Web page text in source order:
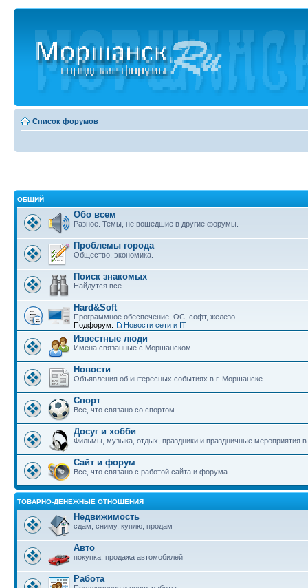
Список форумов
ОБЩИЙ
Обо всем
Разное. Темы, не вошедшие в другие форумы.
Проблемы города
Общество, экономика.
Поиск знакомых
Найдутся все
Hard&Soft
Программное обеспечение, ОС, софт, железо.
Подфорум:
Новости сети и IT
Известные люди
Имена связанные с Моршанском.
Новости
Объявления об интересных событиях в г. Моршанске
Спорт
Все, что связано со спортом.
Досуг и хобби
Фильмы, музыка, отдых, праздники и праздничные мероприятия
Сайт и форум
Все, что связано с работой сайта и форума.
ТОВАРНО-ДЕНЕЖНЫЕ ОТНОШЕНИЯ
Недвижимость
сдам, сниму, куплю, продам
Авто
покупка, продажа автомобилей
Работа